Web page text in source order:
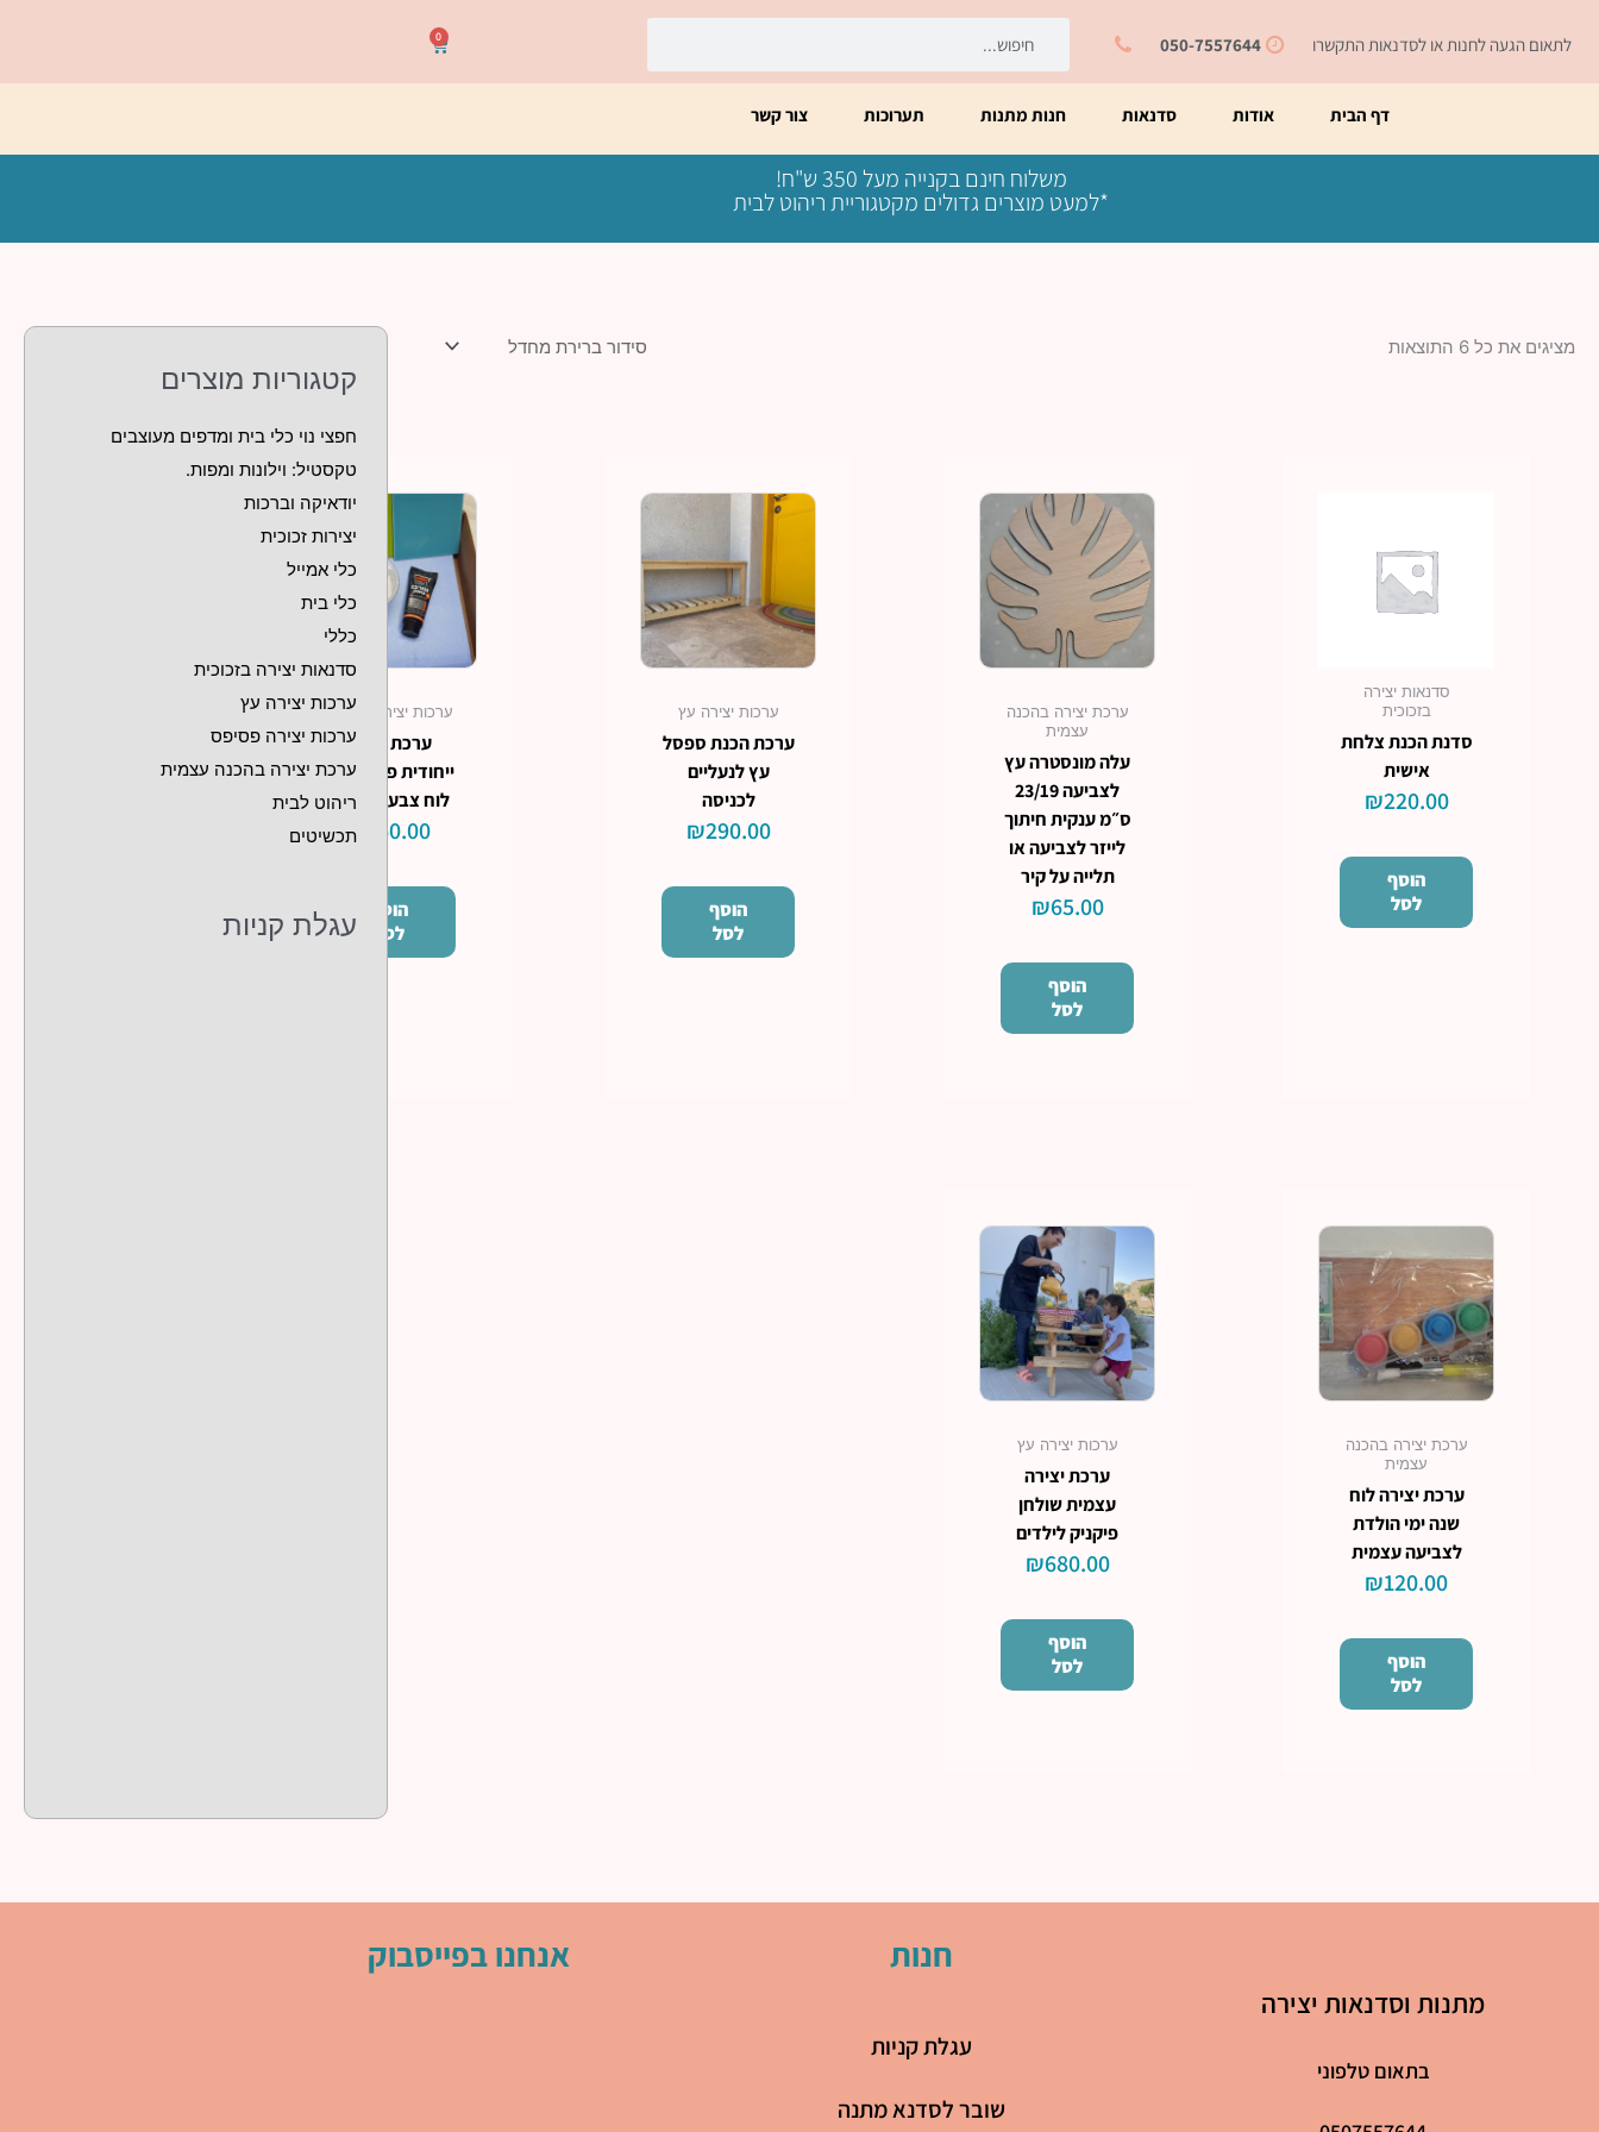
לתוכן
050-7557644 לתאום הגעה לחנות או לסדנאות התקשרו 0
עגלת
קניות
דף הבית אודות סדנאות חנות מתנות תערוכות צור קשר
משלוח חינם בקנייה מעל 350 ש"ח!
*למעט מוצרים גדולים מקטגוריית ריהוט לבית
מציגים את כל ⁦6⁩ התוצאות
סדנאות יצירה
בזכוכית
סדנת הכנת צלחת
אישית
₪220.00
הוסף
לסל
ערכת יצירה בהכנה
עצמית
עלה מונסטרה עץ
לצביעה 23/19
ס״מ ענקית חיתוך
לייזר לצביעה או
תלייה על קיר
₪65.00
הוסף
לסל
ערכות יצירה עץ
ערכת הכנת ספסל
עץ לנעליים
לכניסה
₪290.00
הוסף
לסל
ערכות יצירה פסיפס
ערכת יצירה
ייחודית פסיפס על
לוח צבעי צמיחה
₪ 160.00
הוסף
לסל
ערכת יצירה בהכנה
עצמית
ערכת יצירה לוח
שנה ימי הולדת
לצביעה עצמית
₪120.00
הוסף
לסל
ערכות יצירה עץ
ערכת יצירה
עצמית שולחן
פיקניק לילדים
₪680.00
הוסף
לסל
קטגוריות מוצרים
חפצי נוי כלי בית ומדפים מעוצבים
טקסטיל: וילונות ומפות.
יודאיקה וברכות
יצירות זכוכית
כלי אמייל
כלי בית
כללי
סדנאות יצירה בזכוכית
ערכות יצירה עץ
ערכות יצירה פסיפס
ערכת יצירה בהכנה עצמית
ריהוט לבית
תכשיטים
עגלת קניות
מתנות וסדנאות יצירה
בתאום טלפוני
חנות
עגלת קניות
שובר לסדנא מתנה
אנחנו בפייסבוק